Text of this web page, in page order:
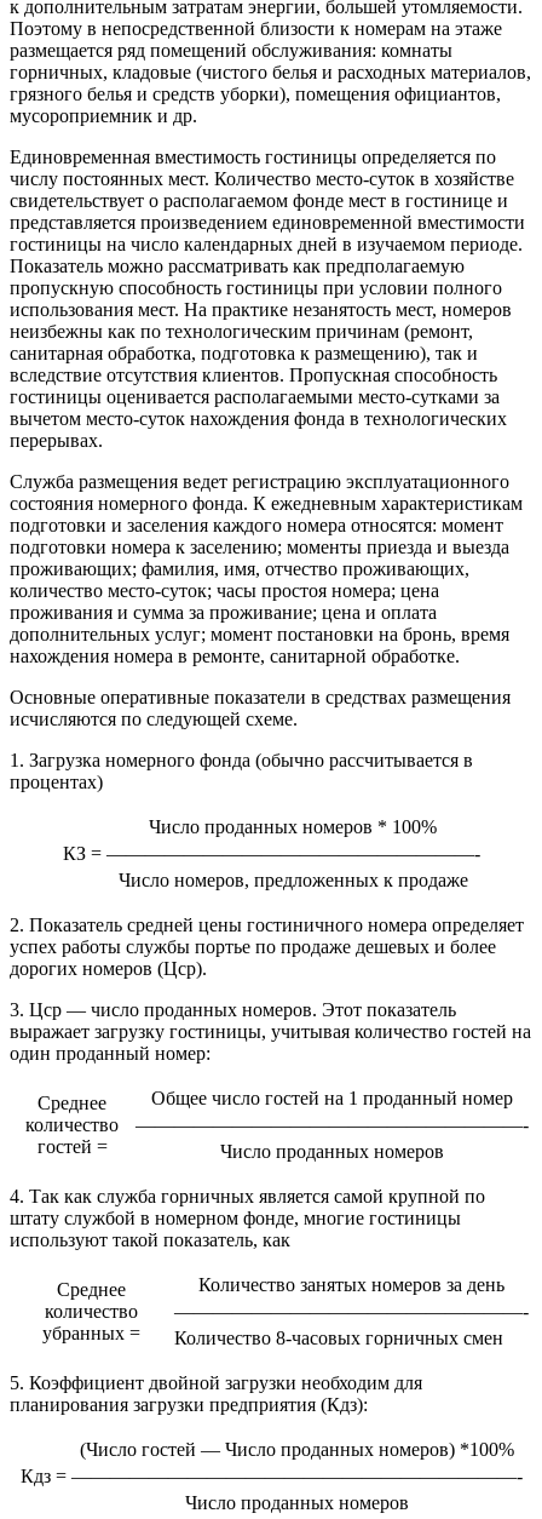
к дополнительным затратам энергии, большей утомляемости.
Поэтому в непосредственной близости к номерам на этаже
размещается ряд помещений обслуживания: комнаты
горничных, кладовые (чистого белья и расходных материалов,
грязного белья и средств уборки), помещения официантов,
мусороприемник и др.
Единовременная вместимость гостиницы определяется по
числу постоянных мест. Количество место-суток в хозяйстве
свидетельствует о располагаемом фонде мест в гостинице и
представляется произведением единовременной вместимости
гостиницы на число календарных дней в изучаемом периоде.
Показатель можно рассматривать как предполагаемую
пропускную способность гостиницы при условии полного
использования мест. На практике незанятость мест, номеров
неизбежны как по технологическим причинам (ремонт,
санитарная обработка, подготовка к размещению), так и
вследствие отсутствия клиентов. Пропускная способность
гостиницы оценивается располагаемыми место-сутками за
вычетом место-суток нахождения фонда в технологических
перерывах.
Служба размещения ведет регистрацию эксплуатационного
состояния номерного фонда. К ежедневным характеристикам
подготовки и заселения каждого номера относятся: момент
подготовки номера к заселению; моменты приезда и выезда
проживающих; фамилия, имя, отчество проживающих,
количество место-суток; часы простоя номера; цена
проживания и сумма за проживание; цена и оплата
дополнительных услуг; момент постановки на бронь, время
нахождения номера в ремонте, санитарной обработке.
Основные оперативные показатели в средствах размещения
исчисляются по следующей схеме.
1. Загрузка номерного фонда (обычно рассчитывается в
процентах)
КЗ =
Число проданных номеров * 100%
———————————————————-
Число номеров, предложенных к продаже
2. Показатель средней цены гостиничного номера определяет
успех работы службы портье по продаже дешевых и более
дорогих номеров (Цср).
3. Цср — число проданных номеров. Этот показатель
выражает загрузку гостиницы, учитывая количество гостей на
один проданный номер:
Среднее
количество
гостей =
Общее число гостей на 1 проданный номер
————————————————————-
Число проданных номеров
4. Так как служба горничных является самой крупной по
штату службой в номерном фонде, многие гостиницы
используют такой показатель, как
Среднее
количество
убранных =
Количество занятых номеров за день
——————————————————-
Количество 8-часовых горничных смен
5. Коэффициент двойной загрузки необходим для
планирования загрузки предприятия (Кдз):
Кдз =
(Число гостей — Число проданных номеров) *100%
———————————————————————-
Число проданных номеров